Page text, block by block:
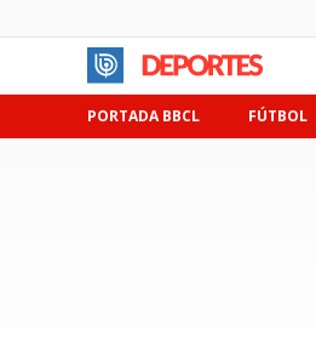
PORTADA BBCL FÚTBOL